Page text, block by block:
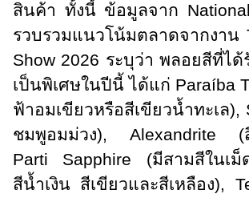
สินค้า ทั้งนี้ ข้อมูลจาก
รวบรวมแนวโน้มตลาดจากงาน
Show 2026 ระบุว่า พลอยสีที่ได้
เป็นพิเศษในปีนี้ ได้แก่ Paraíba
ฟ้าอมเขียวหรือสีเขียวน้ำทะเล),
ชมพูอมม่วง), Alexandrite (สี
Parti Sapphire (มีสามสีในเ
สีน้ำเงิน สีเขียวและสีเหลือง),